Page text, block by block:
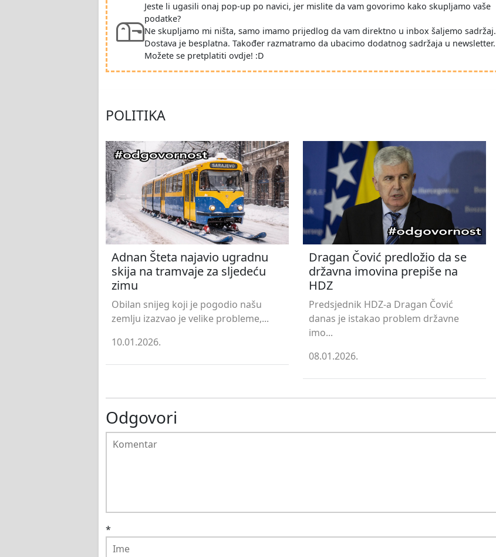
Jeste li ugasili onaj pop-up po navici, jer mislite da vam govorimo kako skupljamo vaše
podatke?
Ne skupljamo mi ništa, samo imamo prijedlog da vam direktno u inbox šaljemo sadržaj.
Dostava je besplatna. Također razmatramo da ubacimo dodatnog sadržaja u newsletter.
Možete se pretplatiti ovdje! :D
POLITIKA
Adnan Šteta najavio ugradnu
skija na tramvaje za sljedeću
zimu
Obilan snijeg koji je pogodio našu
zemlju izazvao je velike probleme,...
10.01.2026.
Dragan Čović predložio da se
državna imovina prepiše na
HDZ
Predsjednik HDZ-a Dragan Čović
danas je istakao problem državne
imo...
08.01.2026.
Odgovori
*